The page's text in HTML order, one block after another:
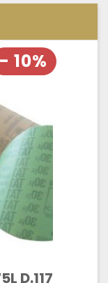
- 10%
D.117